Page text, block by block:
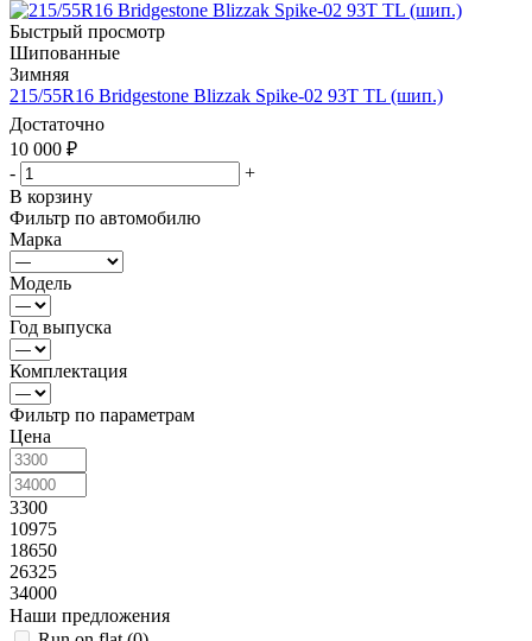
Быстрый просмотр
Шипованные
Зимняя
215/55R16 Bridgestone Blizzak Spike-02 93T TL (шип.)
Достаточно
10 000 ₽
-
+
В корзину
Фильтр по автомобилю
Марка
Модель
Год выпуска
Комплектация
Фильтр по параметрам
Цена
3300
10975
18650
26325
34000
Наши предложения